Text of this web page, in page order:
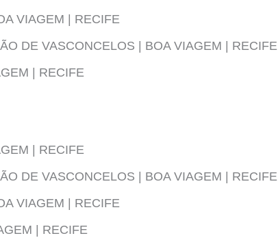
VIAGEM | RECIFE
DE VASCONCELOS | BOA VIAGEM | RECIFE
| RECIFE
| RECIFE
DE VASCONCELOS | BOA VIAGEM | RECIFE
VIAGEM | RECIFE
| RECIFE